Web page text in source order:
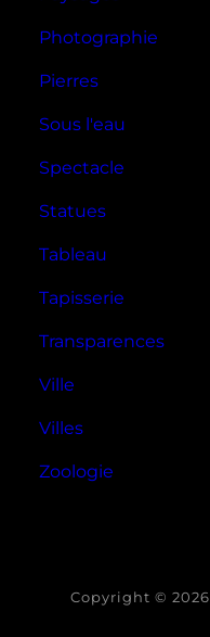
Photographie
Pierres
Sous l'eau
Spectacle
Statues
Tableau
Tapisserie
Transparences
Ville
Villes
Zoologie
Copyright © 2026